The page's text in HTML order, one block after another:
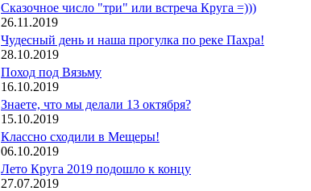
Сказочное число "три" или встреча Круга =)))
26.11.2019
Чудесный день и наша прогулка по реке Пахра!
28.10.2019
Поход под Вязьму
16.10.2019
Знаете, что мы делали 13 октября?
15.10.2019
Классно сходили в Мещеры!
06.10.2019
Лето Круга 2019 подошло к концу
27.07.2019